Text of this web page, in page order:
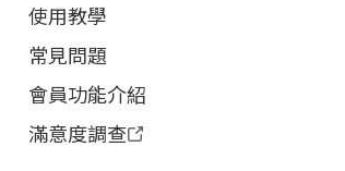
使用教學
常見問題
會員功能介紹
滿意度調查